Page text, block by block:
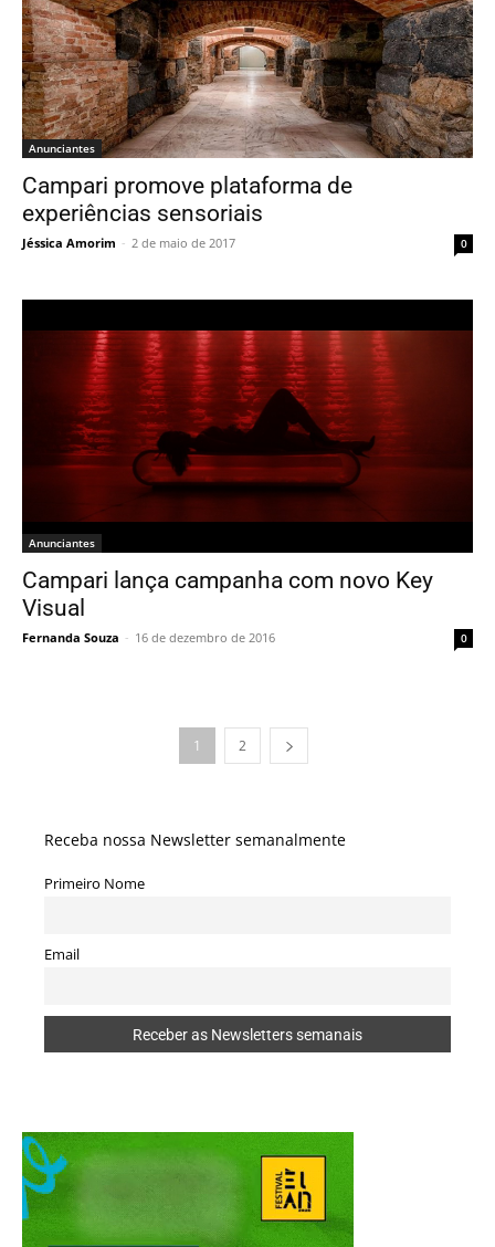
Anunciantes
Campari promove plataforma de
experiências sensoriais
Jéssica Amorim - 2 de maio de 2017 0
Anunciantes
Campari lança campanha com novo Key
Visual
Fernanda Souza - 16 de dezembro de 2016 0
1 2
Receba nossa Newsletter semanalmente
Primeiro Nome
Email